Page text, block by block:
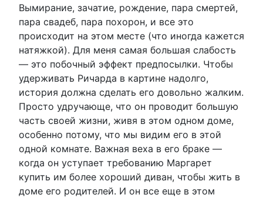
Вымирание, зачатие, рождение, пара смертей,
пара свадеб, пара похорон, и все это
происходит на этом месте (что иногда кажется
натяжкой). Для меня самая большая слабость
— это побочный эффект предпосылки. Чтобы
удерживать Ричарда в картине надолго,
история должна сделать его довольно жалким.
Просто удручающе, что он проводит большую
часть своей жизни, живя в этом одном доме,
особенно потому, что мы видим его в этой
одной комнате. Важная веха в его браке —
когда он уступает требованию Маргарет
купить им более хороший диван, чтобы жить в
доме его родителей. И он все еще в этом